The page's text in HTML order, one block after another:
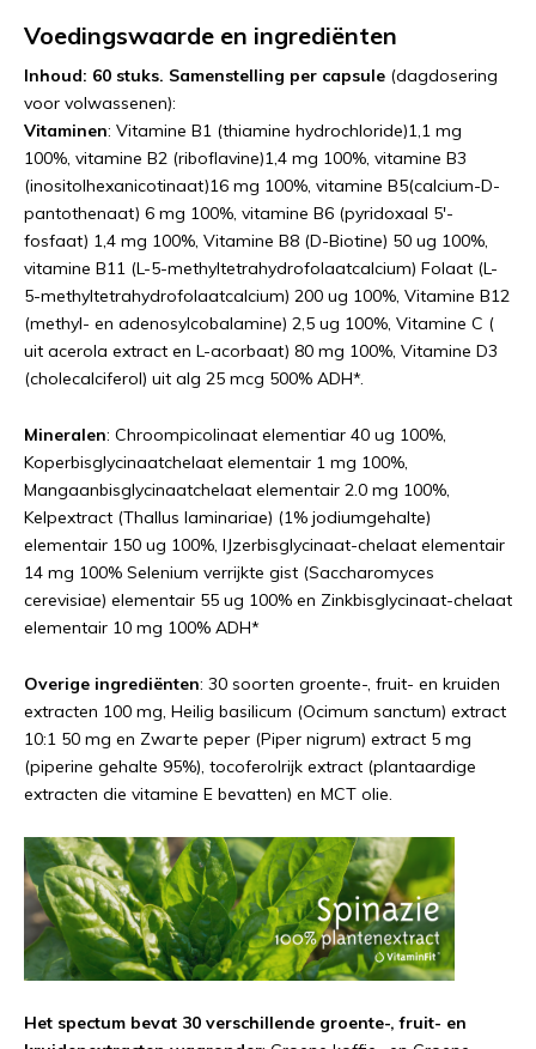
Voedingswaarde en ingrediënten
Inhoud: 60 stuks. Samenstelling per capsule (dagdosering
voor volwassenen):
Vitaminen: Vitamine B1 (thiamine hydrochloride)1,1 mg
100%, vitamine B2 (riboflavine)1,4 mg 100%, vitamine B3
(inositolhexanicotinaat)16 mg 100%, vitamine B5(calcium-D-
pantothenaat) 6 mg 100%, vitamine B6 (pyridoxaal 5'-
fosfaat) 1,4 mg 100%, Vitamine B8 (D-Biotine) 50 ug 100%,
vitamine B11 (L-5-methyltetrahydrofolaatcalcium) Folaat (L-
5-methyltetrahydrofolaatcalcium) 200 ug 100%, Vitamine B12
(methyl- en adenosylcobalamine) 2,5 ug 100%, Vitamine C (
uit acerola extract en L-acorbaat) 80 mg 100%, Vitamine D3
(cholecalciferol) uit alg 25 mcg 500% ADH*.
Mineralen: Chroompicolinaat elementiar 40 ug 100%,
Koperbisglycinaatchelaat elementair 1 mg 100%,
Mangaanbisglycinaatchelaat elementair 2.0 mg 100%,
Kelpextract (Thallus laminariae) (1% jodiumgehalte)
elementair 150 ug 100%, IJzerbisglycinaat-chelaat elementair
14 mg 100% Selenium verrijkte gist (Saccharomyces
cerevisiae) elementair 55 ug 100% en Zinkbisglycinaat-chelaat
elementair 10 mg 100% ADH*
Overige ingrediënten: 30 soorten groente-, fruit- en kruiden
extracten 100 mg, Heilig basilicum (Ocimum sanctum) extract
10:1 50 mg en Zwarte peper (Piper nigrum) extract 5 mg
(piperine gehalte 95%), tocoferolrijk extract (plantaardige
extracten die vitamine E bevatten) en MCT olie.
Het spectum bevat 30 verschillende groente-, fruit- en